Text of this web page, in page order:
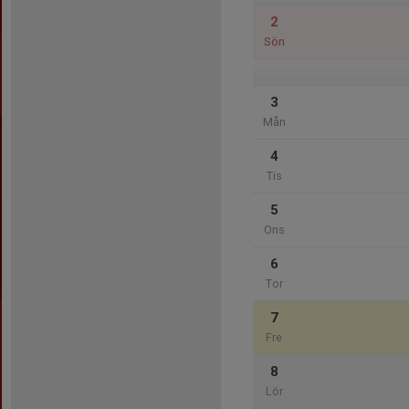
2
Sön
3
Mån
4
Tis
5
Ons
6
Tor
7
Fre
8
Lör